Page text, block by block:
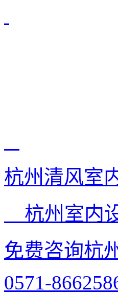
杭州清风室
杭州室内
免费咨询杭
0571-